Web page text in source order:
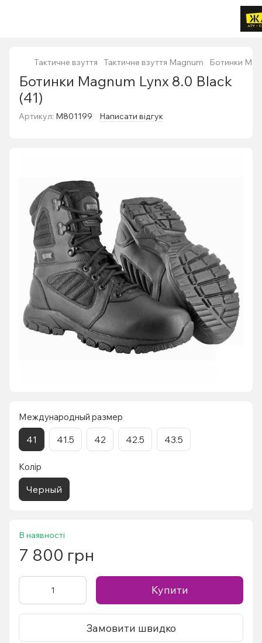
Тактичне взуття Тактичне взуття Magnum Ботинки
Ботинки Magnum Lynx 8.0 Black
(41)
Артикул: M801199 Написати відгук
Международный размер
41 41.5 42 42.5 43.5
Колір
Черный
В наявності
7 800 грн
Купити
Замовити швидко